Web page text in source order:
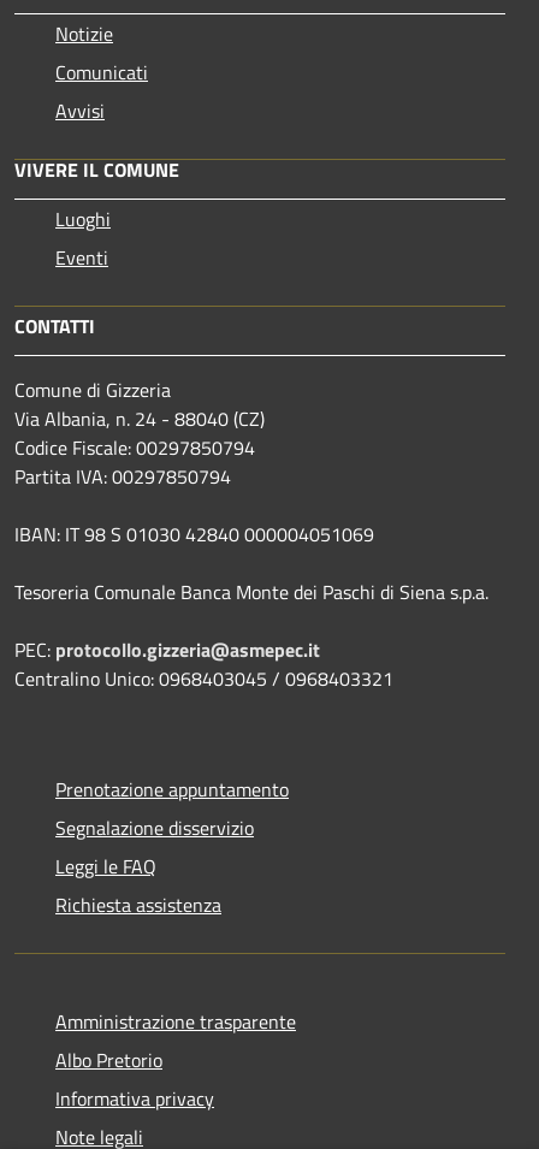
Notizie
Comunicati
Avvisi
VIVERE IL COMUNE
Luoghi
Eventi
CONTATTI
Comune di Gizzeria
Via Albania, n. 24 - 88040 (CZ)
Codice Fiscale: 00297850794
Partita IVA: 00297850794
IBAN: IT 98 S 01030 42840 000004051069
Tesoreria Comunale Banca Monte dei Paschi di Siena s.p.a.
PEC: protocollo.gizzeria@asmepec.it
Centralino Unico: 0968403045 / 0968403321
Prenotazione appuntamento
Segnalazione disservizio
Leggi le FAQ
Richiesta assistenza
Amministrazione trasparente
Albo Pretorio
Informativa privacy
Note legali